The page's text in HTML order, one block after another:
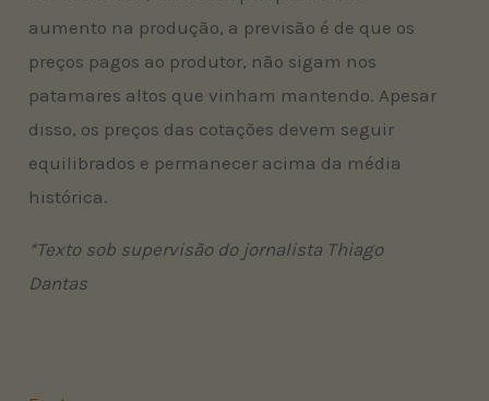
aumento na produção, a previsão é de que os
preços pagos ao produtor, não sigam nos
patamares altos que vinham mantendo. Apesar
disso, os preços das cotações devem seguir
equilibrados e permanecer acima da média
histórica.
*Texto sob supervisão do jornalista Thiago
Dantas